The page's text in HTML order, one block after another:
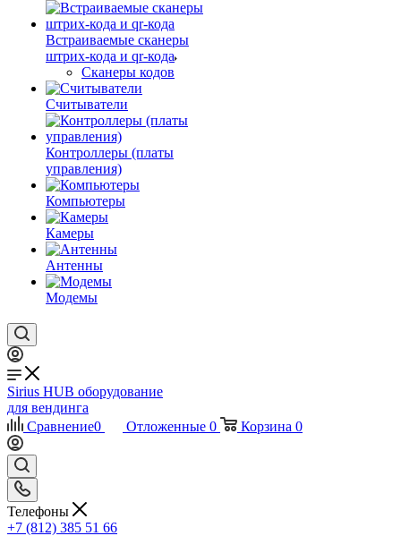
Встраиваемые сканеры
штрих-кода и qr-кода
Сканеры кодов
Считыватели
Контроллеры (платы
управления)
Компьютеры
Камеры
Антенны
Модемы
Sirius HUB оборудование
для вендинга
Сравнение0 Отложенные 0 Корзина 0
Телефоны
+7 (812) 385 51 66